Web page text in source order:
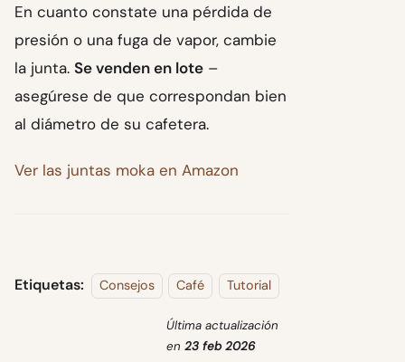
En cuanto constate una pérdida de
presión o una fuga de vapor, cambie
la junta. Se venden en lote –
asegúrese de que correspondan bien
al diámetro de su cafetera.
Ver las juntas moka en Amazon
Etiquetas: Consejos Café Tutorial
Última actualización
en 23 feb 2026